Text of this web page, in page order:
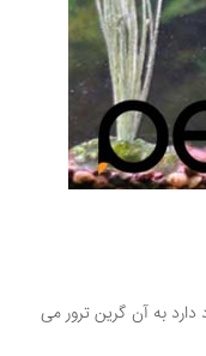
به آن گرین ترور می